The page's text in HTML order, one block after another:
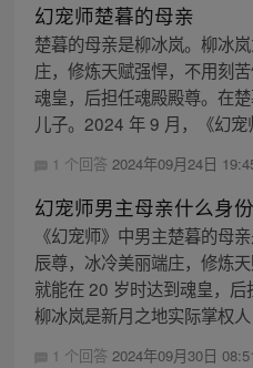
幻宠师楚暮的母亲
楚暮的母亲是柳冰岚。柳冰
庄，修炼天赋强悍，不用刻
魂皇，后担任魂殿殿尊。在
儿子。2024 年 9 月，《幻宠
1 个回答 2024年09月24日
幻宠师男主母亲什么身份
《幻宠师》中男主楚暮的母
辰尊，冰冷美丽端庄，修炼
就能在 20 岁时达到魂皇，后
柳冰岚是新月之地实际掌权
1 个回答 2024年09月30日